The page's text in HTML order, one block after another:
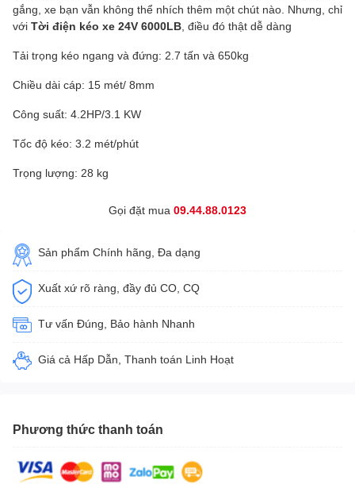
gắng, xe bạn vẫn không thể nhích thêm một chút nào. Nhưng, chỉ
với Tời điện kéo xe 24V 6000LB , điều đó thật dễ dàng
Tải trọng kéo ngang và đứng: 2.7 tấn và 650kg
Chiều dài cáp: 15 mét/ 8mm
Công suất: 4.2HP/3.1 KW
Tốc độ kéo: 3.2 mét/phút
Trọng lượng: 28 kg
Gọi đặt mua 09.44.88.0123
Sản phẩm Chính hãng, Đa dạng
Xuất xứ rõ ràng, đầy đủ CO, CQ
Tư vấn Đúng, Bảo hành Nhanh
Giá cả Hấp Dẫn, Thanh toán Linh Hoạt
Phương thức thanh toán